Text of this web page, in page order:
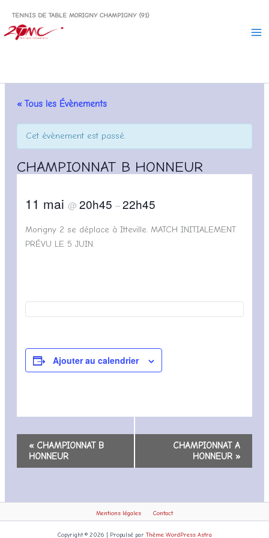
contenu
TENNIS DE TABLE MORIGNY CHAMPIGNY (91)
« Tous les Évènements
Cet évènement est passé.
CHAMPIONNAT B HONNEUR
11 mai@20h45–22h45
Morigny 2 se déplace à Itteville. MATCH INITIALEMENT
PRÉVU LE 5 JUIN.
Ajouter au calendrier
Navigation
Évènement
«CHAMPIONNAT B
HONNEUR
CHAMPIONNAT A
HONNEUR»
Mentions légales Contact
Copyright © 2026 | Propulsé par Thème WordPress Astra